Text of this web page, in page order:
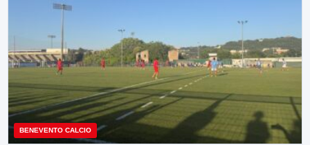
BENEVENTO CALCIO